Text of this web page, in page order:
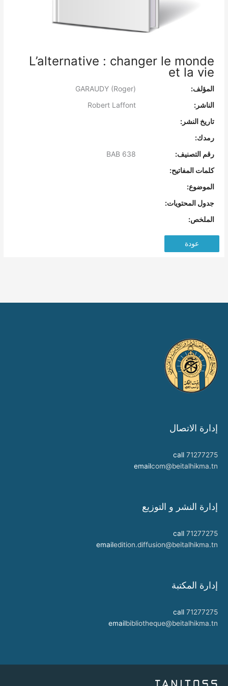
L’alternative : changer le monde
et la vie
المؤلف:
الناشر:
Robert Laffont
تاريخ النشر:
رمدك:
رقم التصنيف:
كلمات المفاتيح:
الموضوع:
جدول المحتويات:
الملخص:
عودة
إدارة الاتصال
call 71277275
emailcom@beitalhikma.tn
إدارة النشر و التوزيع
call 71277275
emailedition.diffusion@beitalhikma.tn
إدارة المكتبة
call 71277275
emailbibliotheque@beitalhikma.tn